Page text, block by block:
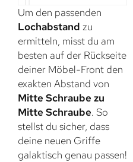
Um den passenden
Lochabstand zu
ermitteln, misst du am
besten auf der Rückseite
deiner Möbel-Front den
exakten Abstand von
Mitte Schraube zu
Mitte Schraube. So
stellst du sicher, dass
deine neuen Griffe
galaktisch genau passen!